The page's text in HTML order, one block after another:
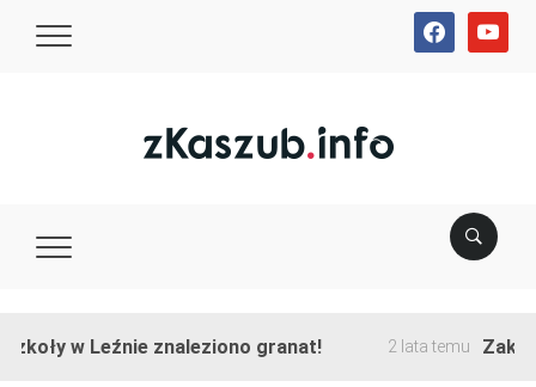
facebookyoutube
w Leźnie znaleziono granat! 2 lata temu